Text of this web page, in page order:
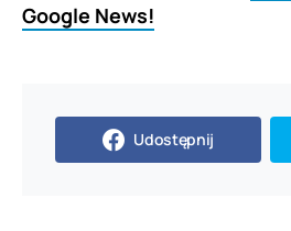
Google News!
Udostępnij